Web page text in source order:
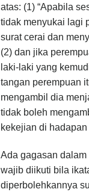
atas: (1) “Apabila
tidak menyukai lagi
surat cerai dan
(2) dan jika
laki-laki yang
tangan perempuan
mengambil dia
tidak boleh
kekejian di hadapan
Ada gagasan
wajib diikuti bila
diperbolehkannya